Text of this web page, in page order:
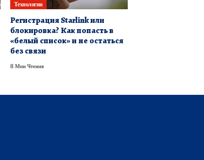
Технологии
Регистрация Starlink или
блокировка? Как попасть в
«белый список» и не остаться
без связи
8 Мин Чтения